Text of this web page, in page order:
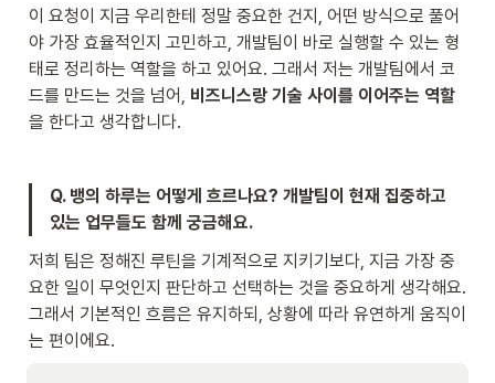
이 요청이 지금 우리한테 정말 중요한 건지, 어떤 방식으로 풀어
야 가장 효율적인지 고민하고, 개발팀이 바로 실행할 수 있는 형
태로 정리하는 역할을 하고 있어요. 그래서 저는 개발팀에서 코
드를 만드는 것을 넘어, 비즈니스랑 기술 사이를 이어주는 역할
을 한다고 생각합니다.
Q. 뱅의 하루는 어떻게 흐르나요? 개발팀이 현재 집중하고
있는 업무들도 함께 궁금해요.
저희 팀은 정해진 루틴을 기계적으로 지키기보다, 지금 가장 중
요한 일이 무엇인지 판단하고 선택하는 것을 중요하게 생각해요.
그래서 기본적인 흐름은 유지하되, 상황에 따라 유연하게 움직이
는 편이에요.